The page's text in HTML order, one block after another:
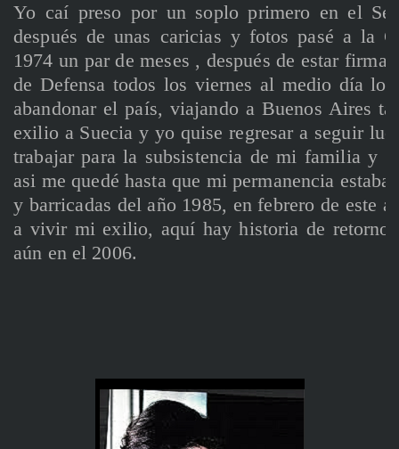
Yo caí preso por un soplo primero en el
después de unas caricias y fotos pasé a la
1974 un par de meses , después de estar
de Defensa todos los viernes al medio día
abandonar el país, viajando a Buenos Aires
exilio a Suecia y yo quise regresar a seguir
trabajar para la subsistencia de mi familia y
asi me quedé hasta que mi permanencia
y barricadas del año 1985, en febrero de este
a vivir mi exilio, aquí hay historia de
aún en el 2006.